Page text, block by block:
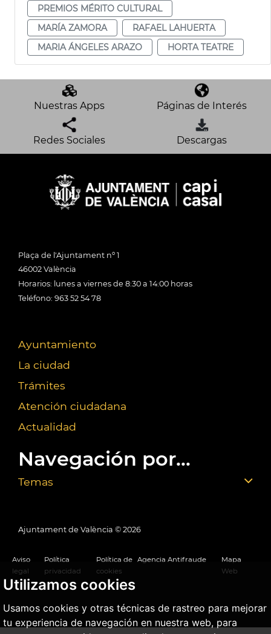
Utilizamos cookies
Usamos cookies y otras técnicas de rastreo para mejorar
tu experiencia de navegación en nuestra web, para
PREMIOS MÉRITO CULTURAL
MARÍA ZAMORA
RAFAEL LAHUERTA
MARIA ÁNGELES ARAZO
HORTA TEATRE
Nuestras Apps Páginas de Interés
Redes Sociales Descargas
Plaça de l'Ajuntament nº 1
46002 València
Horarios: lunes a viernes de 8:30 a 14:00 horas
Teléfono: 963 52 54 78
Ayuntamiento
La ciudad
Trámites
Atención ciudadana
Actualidad
Navegación por...
Temas
Ajuntament de València © 2026
Aviso
legal
Política
privacidad
Política de
cookies
Agencia Antifraude
Mapa
Web